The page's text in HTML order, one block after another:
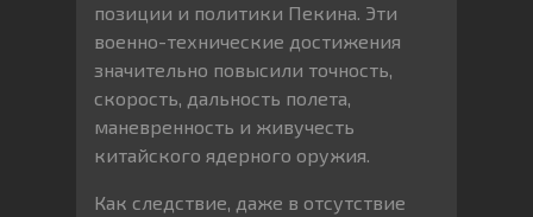
позиции и политики Пекина. Эти
военно-технические достижения
значительно повысили точность,
скорость, дальность полета,
маневренность и живучесть
китайского ядерного оружия.
Как следствие, даже в отсутствие